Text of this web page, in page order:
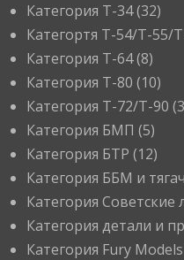
Категория Т-34(32)
Категортя Т-54/Т-55/
Категория T-64(8)
Категория T-80 (10)
Категория T-72/T-90
Категория БМП (5)
Категория БТР (12)
Категория ББМ и
Категория Советские
Категория детали и
Категория Fury Models